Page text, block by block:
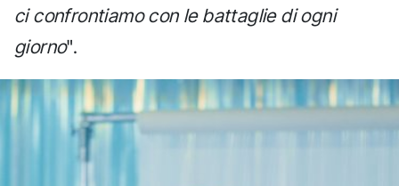
ci confrontiamo con le battaglie di ogni
giorno".